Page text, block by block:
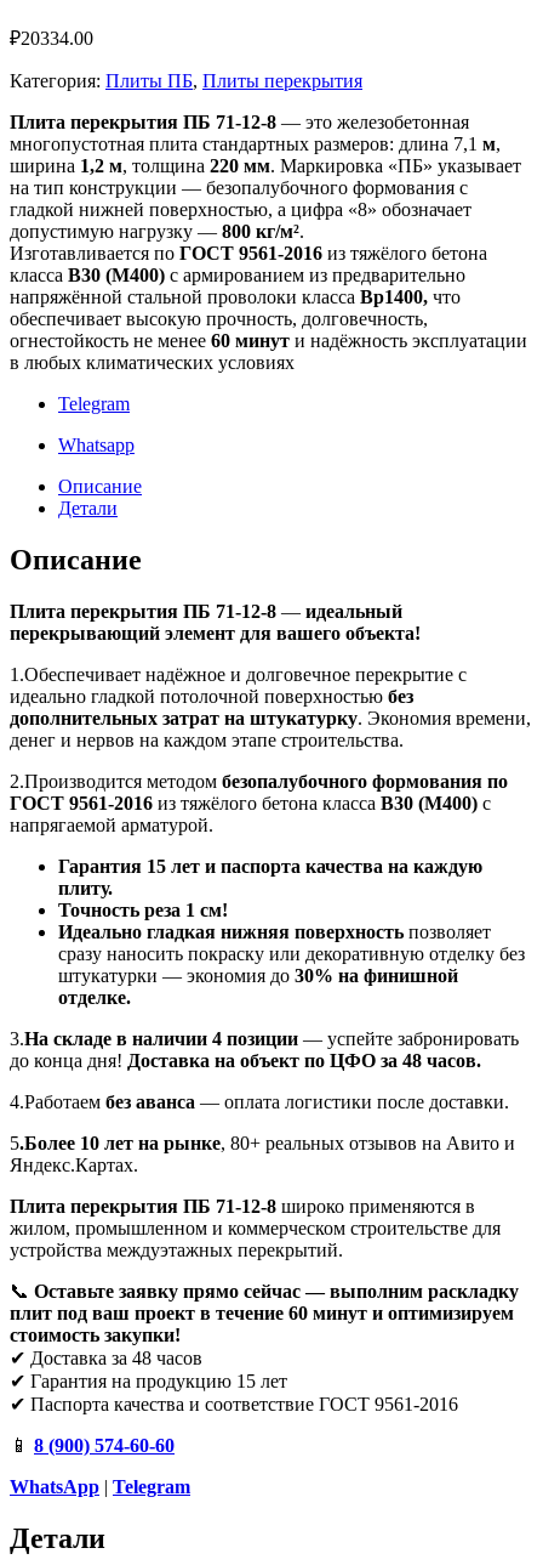
₽20334.00
Категория: Плиты ПБ, Плиты перекрытия
Плита перекрытия ПБ 71-12-8 — это железобетонная
многопустотная плита стандартных размеров: длина 7,1 м,
ширина 1,2 м, толщина 220 мм. Маркировка «ПБ» указывает
на тип конструкции — безопалубочного формования с
гладкой нижней поверхностью, а цифра «8» обозначает
допустимую нагрузку — 800 кг/м².
Изготавливается по ГОСТ 9561-2016 из тяжёлого бетона
класса B30 (М400) с армированием из предварительно
напряжённой стальной проволоки класса Вр1400, что
обеспечивает высокую прочность, долговечность,
огнестойкость не менее 60 минут и надёжность эксплуатации
в любых климатических условиях
Telegram
Whatsapp
Описание
Детали
Описание
Плита перекрытия ПБ 71-12-8 — идеальный
перекрывающий элемент для вашего объекта!
1.Обеспечивает надёжное и долговечное перекрытие с
идеально гладкой потолочной поверхностью без
дополнительных затрат на штукатурку. Экономия времени,
денег и нервов на каждом этапе строительства.
2.Производится методом безопалубочного формования по
ГОСТ 9561-2016 из тяжёлого бетона класса B30 (М400) с
напрягаемой арматурой.
Гарантия 15 лет и паспорта качества на каждую
плиту.
Точность реза 1 см!
Идеально гладкая нижняя поверхность позволяет
сразу наносить покраску или декоративную отделку без
штукатурки — экономия до 30% на финишной
отделке.
3.На складе в наличии 4 позиции — успейте забронировать
до конца дня! Доставка на объект по ЦФО за 48 часов.
4.Работаем без аванса — оплата логистики после доставки.
5.Более 10 лет на рынке, 80+ реальных отзывов на Авито и
Яндекс.Картах.
Плита перекрытия ПБ 71-12-8 широко применяются в
жилом, промышленном и коммерческом строительстве для
устройства междуэтажных перекрытий.
📞 Оставьте заявку прямо сейчас — выполним раскладку
плит под ваш проект в течение 60 минут и оптимизируем
стоимость закупки!
✔ Доставка за 48 часов
✔ Гарантия на продукцию 15 лет
✔ Паспорта качества и соответствие ГОСТ 9561-2016
📱 8 (900) 574-60-60
WhatsApp | Telegram
Детали